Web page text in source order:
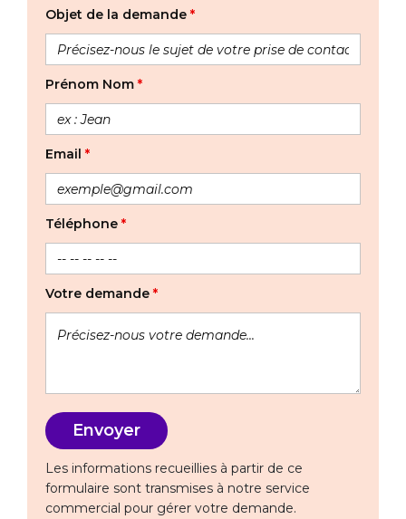
Objet de la demande *
Prénom Nom *
Email *
Téléphone *
Votre demande *
Les informations recueillies à partir de ce
formulaire sont transmises à notre service
commercial pour gérer votre demande.